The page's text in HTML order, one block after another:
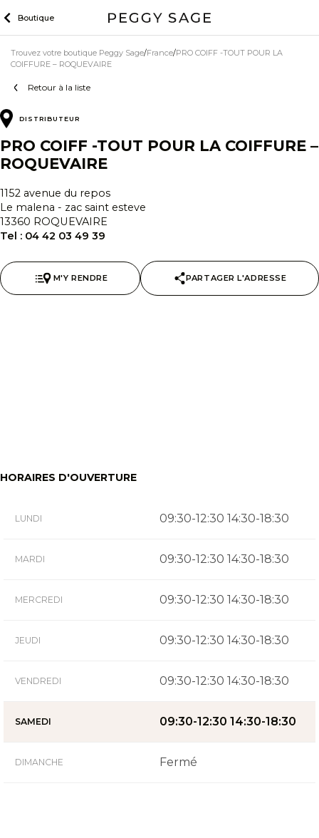
to
Boutique
Retour à la liste
Trouvez votre boutique Peggy Sage France PRO COIFF -TOUT POUR LA
COIFFURE – ROQUEVAIRE
DISTRIBUTEUR
PRO COIFF -TOUT POUR LA COIFFURE –
ROQUEVAIRE
1152 avenue du repos
Le malena - zac saint esteve
13360 ROQUEVAIRE
Tel : 04 42 03 49 39
M'Y RENDRE PARTAGER L'ADRESSE
HORAIRES D'OUVERTURE
LUNDI 09:30-12:30 14:30-18:30
MARDI 09:30-12:30 14:30-18:30
MERCREDI 09:30-12:30 14:30-18:30
JEUDI 09:30-12:30 14:30-18:30
VENDREDI 09:30-12:30 14:30-18:30
SAMEDI 09:30-12:30 14:30-18:30
DIMANCHE Fermé